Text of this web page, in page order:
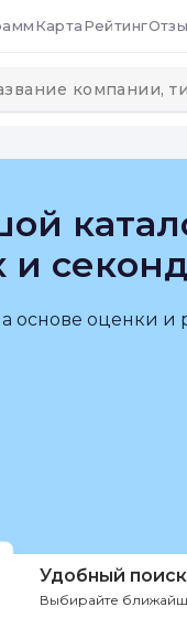
КартаРейтинг
и
основе оценки и
Удобный
Выбирайте